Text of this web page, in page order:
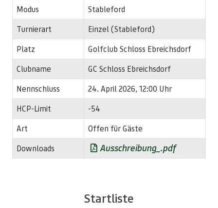
Modus
Stableford
Turnierart
Einzel (Stableford)
Platz
Golfclub Schloss Ebreichsdorf
Clubname
GC Schloss Ebreichsdorf
Nennschluss
24. April 2026, 12:00 Uhr
HCP-Limit
-54
Art
Offen für Gäste
Downloads
Ausschreibung_.pdf
Startliste